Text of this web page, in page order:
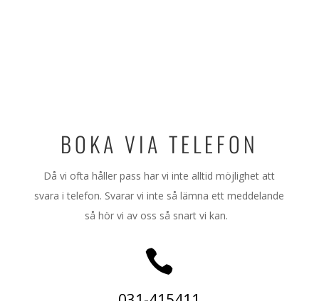
BOKA VIA TELEFON
Då vi ofta håller pass har vi inte alltid möjlighet att
svara i telefon. Svarar vi inte så lämna ett meddelande
så hör vi av oss så snart vi kan.
